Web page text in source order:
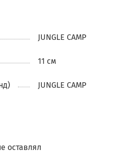
JUNGLE CAMP
11 см
JUNGLE CAMP
оставлял